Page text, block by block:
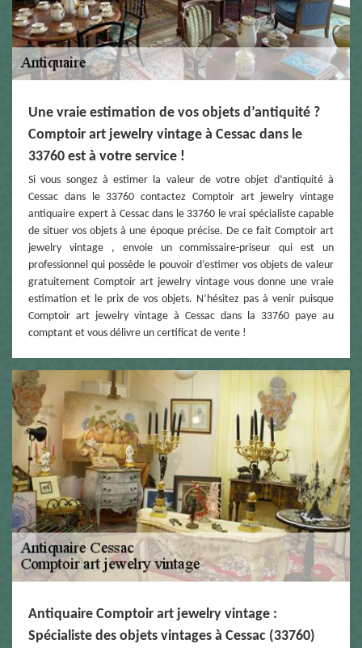
Une vraie estimation de vos objets d’antiquité ?
Comptoir art jewelry vintage à Cessac dans le
33760 est à votre service !
Si vous songez à estimer la valeur de votre objet d’antiquité à
Cessac dans le 33760 contactez Comptoir art jewelry vintage
antiquaire expert à Cessac dans le 33760 le vrai spécialiste capable
de situer vos objets à une époque précise. De ce fait Comptoir art
jewelry vintage , envoie un commissaire-priseur qui est un
professionnel qui possède le pouvoir d’estimer vos objets de valeur
gratuitement Comptoir art jewelry vintage vous donne une vraie
estimation et le prix de vos objets. N’hésitez pas à venir puisque
Comptoir art jewelry vintage à Cessac dans la 33760 paye au
comptant et vous délivre un certificat de vente !
Antiquaire Comptoir art jewelry vintage :
Spécialiste des objets vintages à Cessac (33760)